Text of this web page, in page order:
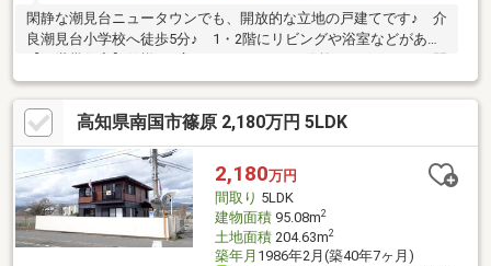
閑静な潮見台ニュータウンでも、開放的な立地の戸建てです♪ 介
良潮見台小学校へ徒歩5分♪ 1・2階にリビングや浴室などがある
【二世帯住宅】仕様♪ 広めのバルコニーや吹抜けなどもあって開
放的な空間となっています♪ 全居室収納に加え、ロフトなどもあ
って収納豊富なオール電化住宅♪ お車も3台駐車可能です♪
高知県南国市篠原 2,180万円 5LDK
2,180万円
間取り 5LDK
建物面積95.08m2
土地面積204.63m2
築年月 1986年2月(築40年7ヶ月)